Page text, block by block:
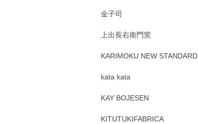
金子司
上出長右衛門窯
KARIMOKU NEW STANDARD
kata kata
KAY BOJESEN
KITUTUKIFABRICA